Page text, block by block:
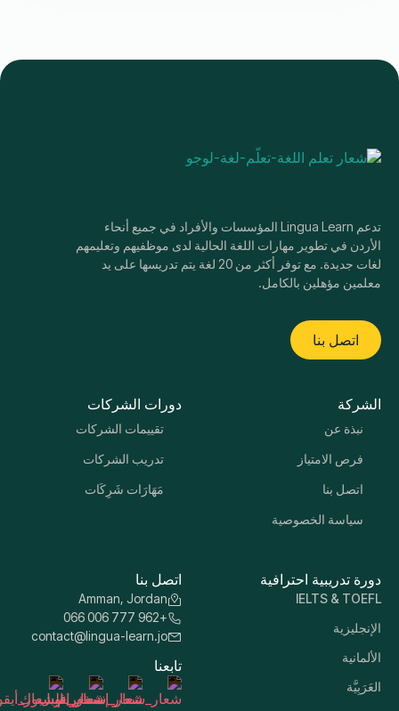
تدعم Lingua Learn المؤسسات والأفراد في جميع أنحاء
الأردن في تطوير مهارات اللغة الحالية لدى موظفيهم وتعليمهم
لغات جديدة. مع توفر أكثر من 20 لغة يتم تدريسها على يد
معلمين مؤهلين بالكامل.
اتصل بنا
الشركة
نبذة عن
فرص الامتياز
اتصل بنا
سياسة الخصوصية
دورات الشركات
تقييمات الشركات
تدريب الشركات
مَهَارَات شَرِكَات
دورة تدريبية احترافية
IELTS & TOEFL
الإنجليزية
الألمانية
العَرَبِيَّة
اتصل بنا
Amman, Jordan
+962 777 006 066
contact@lingua-learn.jo
تابعنا